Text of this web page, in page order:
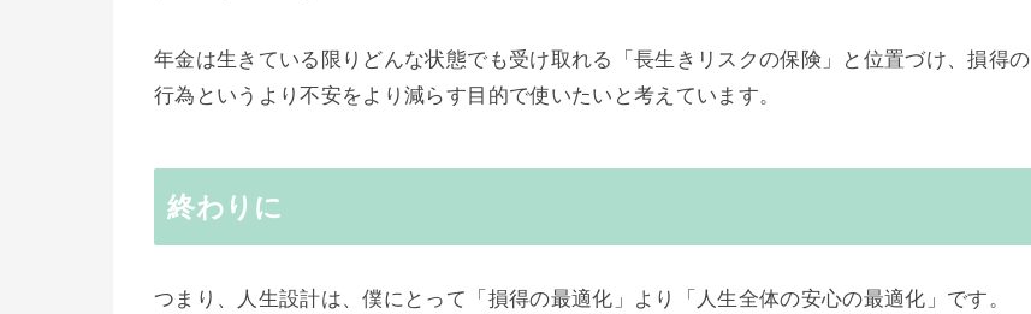
年金は生きている限りどんな状態でも受け取れる「長生きリスクの保険」と位置づけ、損得の
行為というより不安をより減らす目的で使いたいと考えています。
終わりに
つまり、人生設計は、僕にとって「損得の最適化」より「人生全体の安心の最適化」です。